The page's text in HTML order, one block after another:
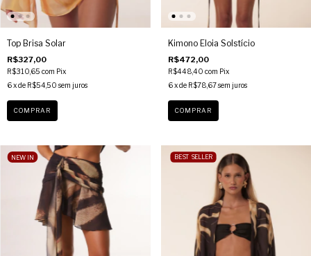
Top Brisa Solar
R$327,00
R$310,65 com Pix
6x de R$54,50 sem juros
COMPRAR
Kimono Eloia Solstício
R$472,00
R$448,40 com Pix
6 x de R$78,67sem juros
COMPRAR
NEW IN BEST SELLER